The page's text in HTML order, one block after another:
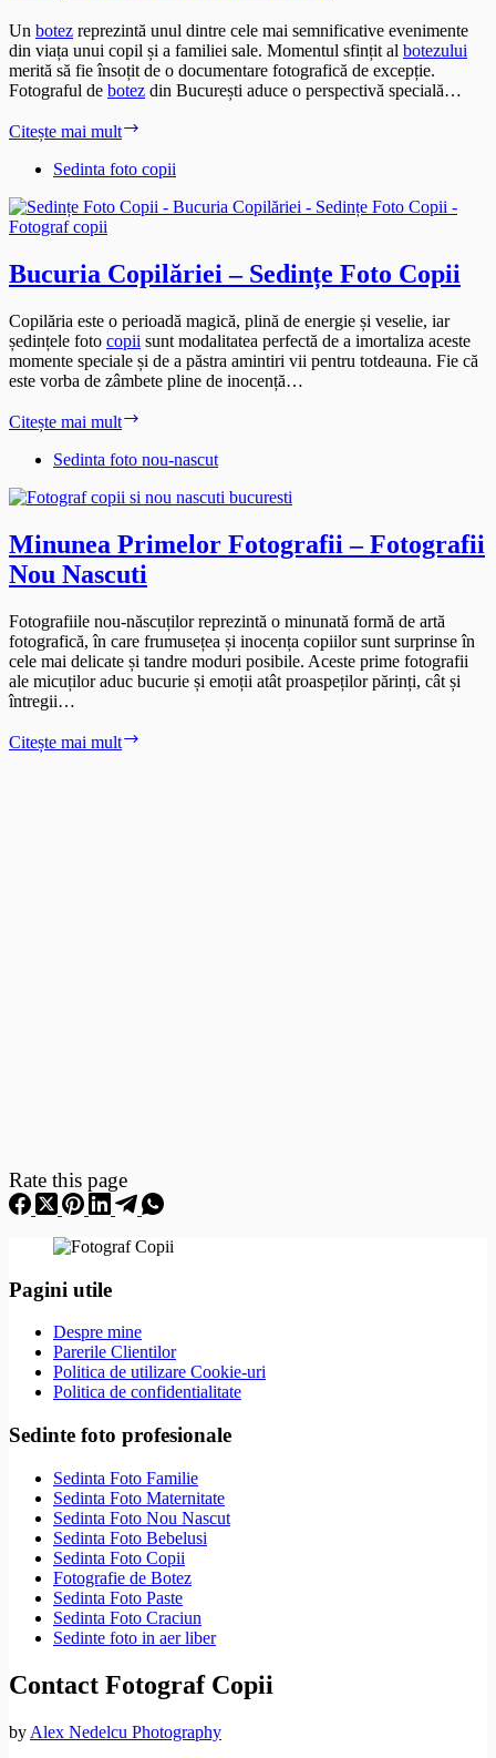
Un botez reprezintă unul dintre cele mai semnificative evenimente
din viața unui copil și a familiei sale. Momentul sfințit al botezului
merită să fie însoțit de o documentare fotografică de excepție.
Fotograful de botez din București aduce o perspectivă specială…
Citește mai mult
București
Îmbrățișând
Unice
Sedinta foto copii
Bucuria Copilăriei – Sedințe Foto Copii
Copilăria este o perioadă magică, plină de energie și veselie, iar
ședințele foto copii sunt modalitatea perfectă de a imortaliza aceste
momente speciale și de a păstra amintiri vii pentru totdeauna. Fie că
este vorba de zâmbete pline de inocență…
Citește mai mult
–
Foto
Sedinta foto nou-nascut
Minunea Primelor Fotografii – Fotografii
Nou Nascuti
Fotografiile nou-născuților reprezintă o minunată formă de artă
fotografică, în care frumusețea și inocența copiilor sunt surprinse în
cele mai delicate și tandre moduri posibile. Aceste prime fotografii
ale micuților aduc bucurie și emoții atât proaspeților părinți, cât și
întregii…
Citește mai mult
Rate this page
Pagini utile
Despre mine
Parerile Clientilor
Politica de utilizare Cookie-uri
Politica de confidentialitate
Sedinte foto profesionale
Sedinta Foto Familie
Sedinta Foto Maternitate
Sedinta Foto Nou Nascut
Sedinta Foto Bebelusi
Sedinta Foto Copii
Fotografie de Botez
Sedinta Foto Paste
Sedinta Foto Craciun
Sedinte foto in aer liber
Contact Fotograf Copii
by Alex Nedelcu Photography